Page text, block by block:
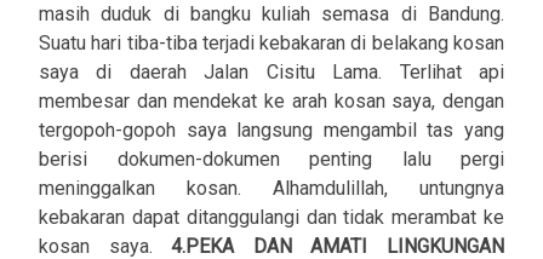
masih duduk di bangku kuliah semasa di Bandung.
Suatu hari tiba-tiba terjadi kebakaran di belakang kosan
saya di daerah Jalan Cisitu Lama. Terlihat api
membesar dan mendekat ke arah kosan saya, dengan
tergopoh-gopoh saya langsung mengambil tas yang
berisi dokumen-dokumen penting lalu pergi
meninggalkan kosan. Alhamdulillah, untungnya
kebakaran dapat ditanggulangi dan tidak merambat ke
kosan saya.4.PEKA DAN AMATI LINGKUNGAN